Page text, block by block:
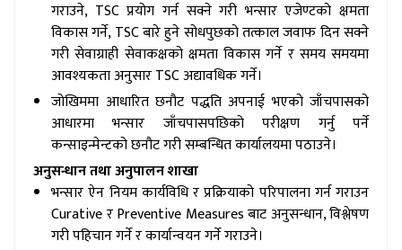
गराउने, TSC प्रयोग गर्न सक्ने गरी भन्सार एजेण्टको क्षमता
विकास गर्ने, TSC बारे हुने सोधपुछको तत्काल जवाफ दिन सक्ने
गरी सेवाग्राही सेवाकक्षको क्षमता विकास गर्ने र समय समयमा
आवश्यकता अनुसार TSC अद्यावधिक गर्ने।
जोखिममा आधारित छनौट पद्धति अपनाई भएको जाँचपासको
आधारमा भन्सार जाँचपासपछिको परीक्षण गर्नु पर्ने
कन्साइन्मेन्टको छनौट गरी सम्बन्धित कार्यालयमा पठाउने।
अनुसन्धान तथा अनुपालन शाखा
भन्सार ऐन नियम कार्यविधि र प्रक्रियाको परिपालना गर्न गराउन
Curative र Preventive Measures बाट अनुसन्धान, विश्लेषण
गरी पहिचान गर्ने र कार्यान्वयन गर्ने गराउने।